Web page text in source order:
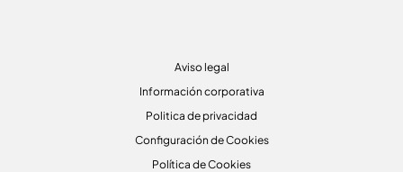
Aviso legal
Información corporativa
Politica de privacidad
Configuración de Cookies
Política de Cookies